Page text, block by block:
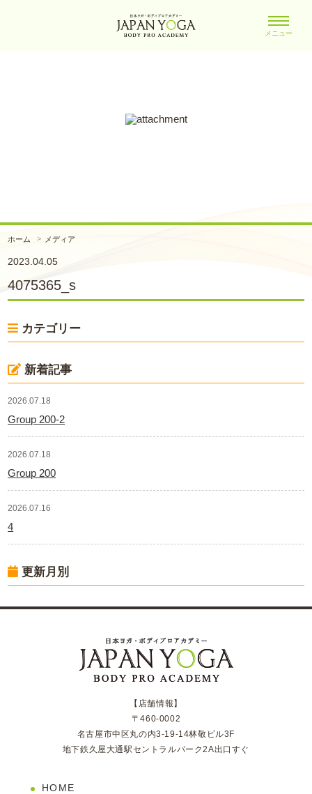
メニュー
ホーム メディア
2023.04.05
4075365_s
カテゴリー
新着記事
2026.07.18
Group 200-2
2026.07.18
Group 200
2026.07.16
4
更新月別
【店舗情報】
〒460-0002
名古屋市中区丸の内3-19-14林敬ビル3F
地下鉄久屋大通駅セントラルパーク2A出口すぐ
HOME